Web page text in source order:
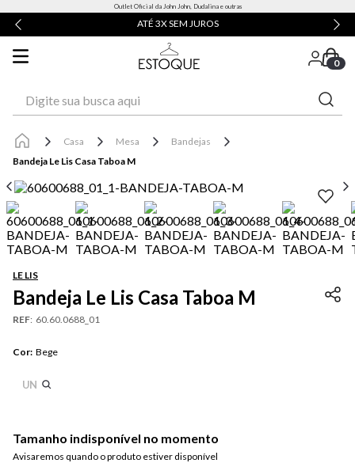
Outlet Oficial da John John, Dudalina e outras
ATÉ 3X SEM JUROS
0
Casa Mesa
Bandejas
Bandeja Le Lis Casa Taboa M
LE LIS
Bandeja Le Lis Casa Taboa M
REF: 60.60.0688_01
Cor: Bege
UN
Tamanho indisponível no momento
Avisaremos quando o produto estiver disponível​